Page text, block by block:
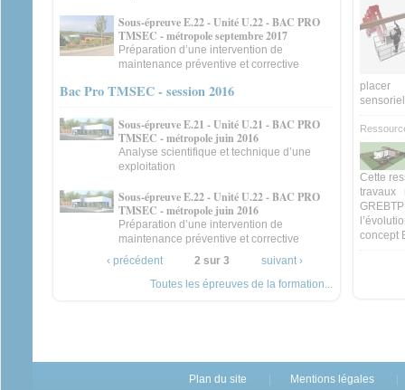
Sous-épreuve E.22 - Unité U.22 - BAC PRO
TMSEC - métropole septembre 2017
Préparation d’une intervention de
maintenance préventive et corrective
Bac Pro TMSEC - session 2016
Sous-épreuve E.21 - Unité U.21 - BAC PRO
TMSEC - métropole juin 2016
Analyse scientifique et technique d’une
exploitation
Sous-épreuve E.22 - Unité U.22 - BAC PRO
TMSEC - métropole juin 2016
Préparation d’une intervention de
maintenance préventive et corrective
‹ précédent
2 sur 3
suivant ›
Toutes les épreuves de la formation...
placer
Cette
concept
Plan du site Mentions légales